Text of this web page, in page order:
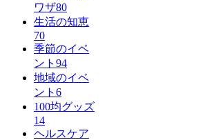
ワザ80
生活の知恵
70
季節のイベ
ント 94
地域のイベ
ント 6
100均グッズ
14
ヘルスケア